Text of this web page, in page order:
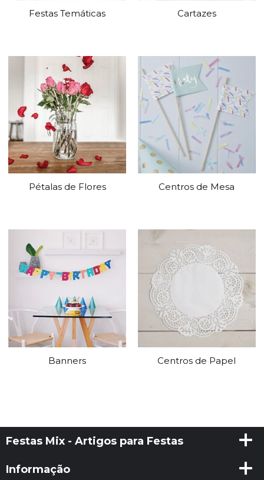
Festas Temáticas Cartazes
Pétalas de Flores Centros de Mesa
Banners Centros de Papel
Festas Mix - Artigos para Festas
Informação